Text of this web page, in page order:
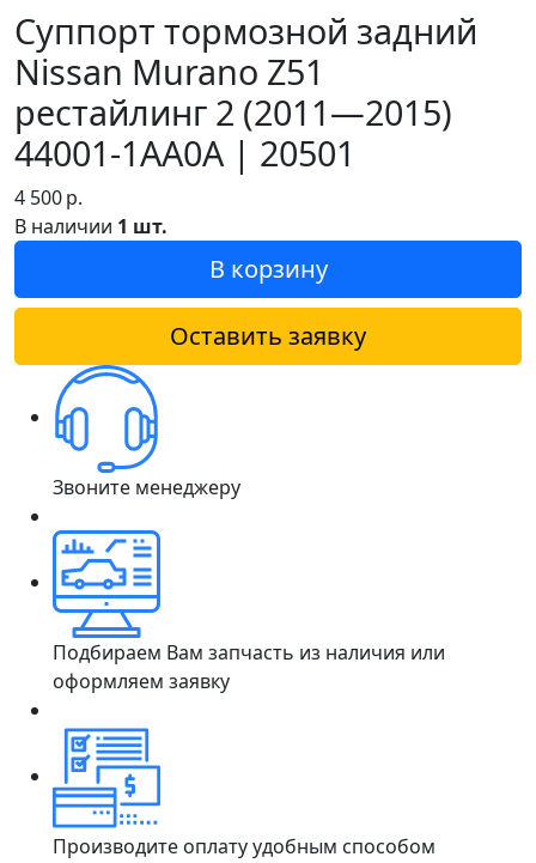
Суппорт тормозной задний
Nissan Murano Z51
рестайлинг 2 (2011—2015)
44001-1AA0A | 20501
4 500р.
В наличии 1 шт.
В корзину
Оставить заявку
Звоните менеджеру
Подбираем Вам запчасть из наличия или
оформляем заявку
Производите оплату удобным способом